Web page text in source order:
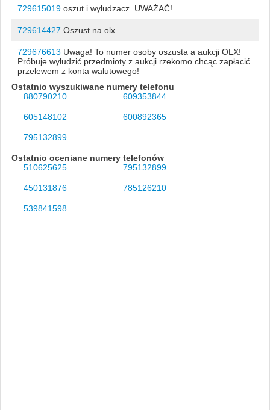
729615019oszut i wyłudzacz. UWAŻAĆ!
729614427 Oszust na olx
729676613 Uwaga! To numer osoby oszusta a aukcji OLX!
Próbuje wyłudzić przedmioty z aukcji rzekomo chcąc zapłacić
przelewem z konta walutowego!
Ostatnio wyszukiwane numery telefonu
880790210
609353844
605148102 600892365
795132899
Ostatnio oceniane numery telefonów
510625625
795132899
450131876 785126210
539841598